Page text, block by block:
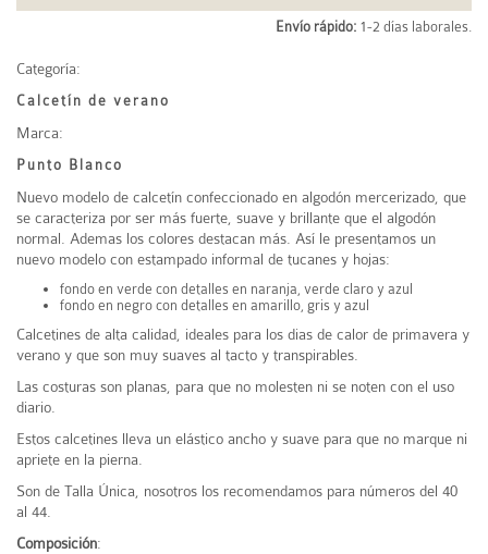
Envío rápido: 1-2 días laborales.
Categoría:
Calcetín de verano
Marca:
Punto Blanco
Nuevo modelo de calcetín confeccionado en algodón mercerizado, que
se caracteriza por ser más fuerte, suave y brillante que el algodón
normal. Ademas los colores destacan más. Así le presentamos un
nuevo modelo con estampado informal de tucanes y hojas:
fondo en verde con detalles en naranja, verde claro y azul
fondo en negro con detalles en amarillo, gris y azul
Calcetines de alta calidad, ideales para los dias de calor de primavera y
verano y que son muy suaves al tacto y transpirables.
Las costuras son planas, para que no molesten ni se noten con el uso
diario.
Estos calcetines lleva un elástico ancho y suave para que no marque ni
apriete en la pierna.
Son de Talla Única, nosotros los recomendamos para números del 40
al 44.
Composición: